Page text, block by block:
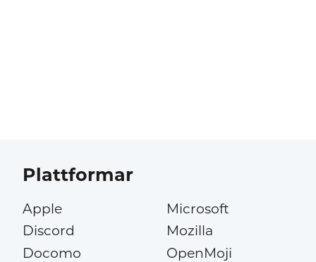
Plattformar
Apple
Discord
Docomo
Microsoft
Mozilla
OpenMoji